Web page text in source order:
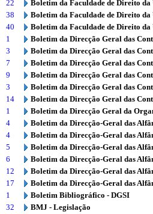
22
Boletim da Faculdade de Direito
38
Boletim da Faculdade de Direito
40
Boletim da Faculdade de Direito
1
Boletim da Direcção Geral das
3
Boletim da Direcção Geral das
7
Boletim da Direcção Geral das
9
Boletim da Direcção Geral das
3
Boletim da Direcção Geral das
14
Boletim da Direcção Geral das
1
Boletim da Direcção Geral da
4
Boletim da Direcção-Geral das
4
Boletim da Direcção-Geral das
5
Boletim da Direcção-Geral das
6
Boletim da Direcção-Geral das
12
Boletim da Direcção-Geral das
17
Boletim da Direcção-Geral das
1
Boletim Bibliográfico - DGSI
32
BMJ - Legislação